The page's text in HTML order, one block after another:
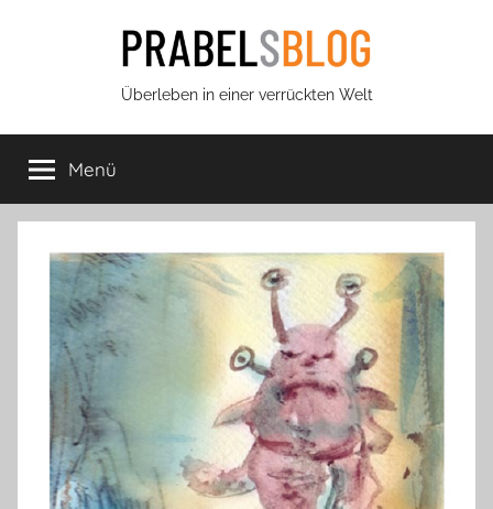
Prabels
Blog
Überleben in einer verrückten Welt
Menü